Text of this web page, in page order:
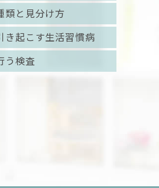
類と見分け方
き起こす生活習慣病
う検査